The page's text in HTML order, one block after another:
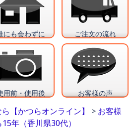
にも会わずに ご注文の流れ
用前・使用後 お客様の声
【かつらオンライン】 > お客様
年（香川県30代）